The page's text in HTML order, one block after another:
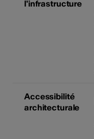
l'infrastructure
Accessibilité
architecturale